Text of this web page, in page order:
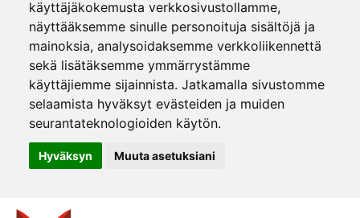
käyttäjäkokemusta verkkosivustollamme,
näyttääksemme sinulle personoituja sisältöjä ja
mainoksia, analysoidaksemme verkkoliikennettä
sekä lisätäksemme ymmärrystämme
käyttäjiemme sijainnista. Jatkamalla sivustomme
selaamista hyväksyt evästeiden ja muiden
seurantateknologioiden käytön.
Hyväksyn Muuta asetuksiani